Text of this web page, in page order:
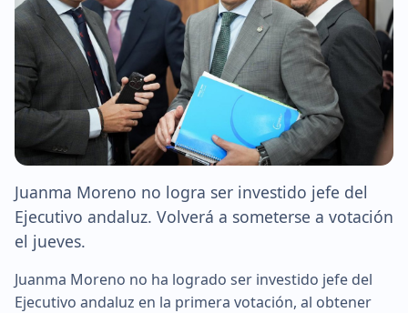
Juanma Moreno no logra ser investido jefe del
Ejecutivo andaluz. Volverá a someterse a votación
el jueves.
Juanma Moreno no ha logrado ser investido jefe del
Ejecutivo andaluz en la primera votación, al obtener